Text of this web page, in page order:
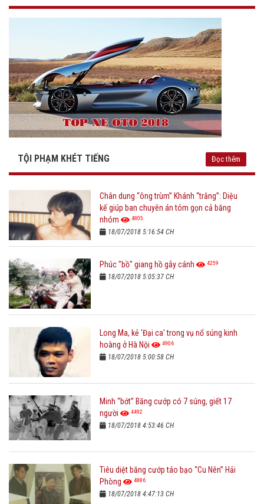
TỘI PHẠM KHÉT TIẾNG Đọc thêm
Chân dung “ông trùm” Khánh “trắng”: Diệu
kế giúp ban chuyên án tóm gọn cả băng
nhóm
4805
18/07/2018 5:16:54 CH
Phúc "bồ" giang hồ gẫy cánh 4259
18/07/2018 5:05:37 CH
Long Ma, kẻ 'Đại ca' trong vụ nổ súng kinh
hoàng ở Hà Nội
4906
18/07/2018 5:00:58 CH
Minh “bớt” Băng cướp có 7 súng, giết 17
người
4492
18/07/2018 4:53:46 CH
Tiêu diệt băng cướp táo bạo “Cu Nên” Hải
Phòng
4886
18/07/2018 4:47:13 CH